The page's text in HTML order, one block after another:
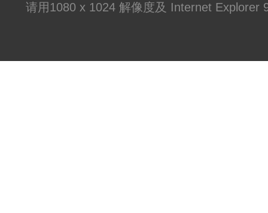
请用1080 x 1024 解像度及 Internet Explorer